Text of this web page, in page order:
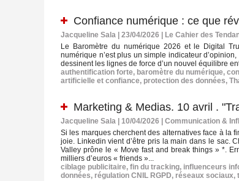
Confiance numérique : ce que
Jacqueline Sala | 23/04/2026
Le Cahier des
Le Baromètre du numérique 2026 et le Digital
numérique n’est plus un simple indicateur
dessinent les lignes de force d’un nouvel équilibre
authentification forte, baromètre du numérique,
artificielle et confiance, protection des données,
Marketing & Medias. 10 avril .
Jacqueline Sala | 10/04/2026
Communication &
Si les marques cherchent des alternatives face à la
joie. Linkedin vient d’être pris la main dans le sac.
Valley prône le « Move fast and break things » *.
milliers d’euros « friends »...
ciblage publicitaire, fin du tracking, influenceurs
données, régulation CNIL RGPD, réseaux sociaux,